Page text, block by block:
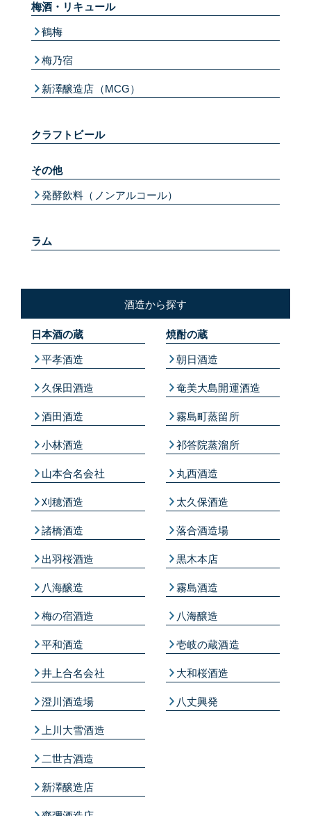
梅酒・リキュール
鶴梅
梅乃宿
新澤醸造店（MCG）
クラフトビール
その他
発酵飲料（ノンアルコール）
ラム
酒造から探す
日本酒の蔵
平孝酒造
久保田酒造
酒田酒造
小林酒造
山本合名会社
刈穂酒造
諸橋酒造
出羽桜酒造
八海醸造
梅の宿酒造
平和酒造
井上合名会社
澄川酒造場
上川大雪酒造
二世古酒造
新澤醸造店
焼酎の蔵
朝日酒造
奄美大島開運酒造
霧島町蒸留所
祁答院蒸溜所
丸西酒造
太久保酒造
落合酒造場
黒木本店
霧島酒造
八海醸造
壱岐の蔵酒造
大和桜酒造
八丈興発